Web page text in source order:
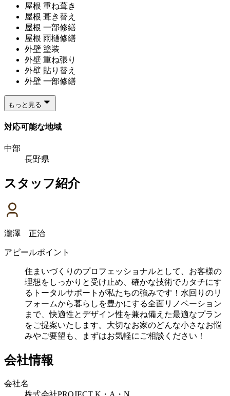
屋根 重ね葺き
屋根 葺き替え
屋根 一部修繕
屋根 雨樋修繕
外壁 塗装
外壁 重ね張り
外壁 貼り替え
外壁 一部修繕
もっと見る
対応可能な地域
中部
長野県
スタッフ紹介
瀧澤 正治
アピールポイント
住まいづくりのプロフェッショナルとして、お客様の
理想をしっかりと受け止め、確かな技術でカタチにす
るトータルサポートが私たちの強みです！水回りのリ
フォームから暮らしを豊かにする全面リノベーション
まで、快適性とデザイン性を兼ね備えた最適なプラン
をご提案いたします。大切なお家のどんな小さなお悩
みやご要望も、まずはお気軽にご相談ください！
会社情報
会社名
株式会社PROJECT K・A・N